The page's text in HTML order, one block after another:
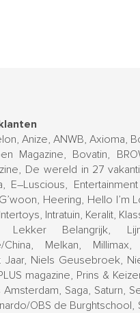
Anize, ANWB, Axioma,
Magazine, Bovatin,
De wereld in 27
E–Luscious,
Heering, Hello I’m
Intratuin, Keralit,
Lekker Belangrijk,
China, Melkan,
Jaar, Niels Geusebroek,
magazine, Prins &
Saga, Saturn,
OBS de